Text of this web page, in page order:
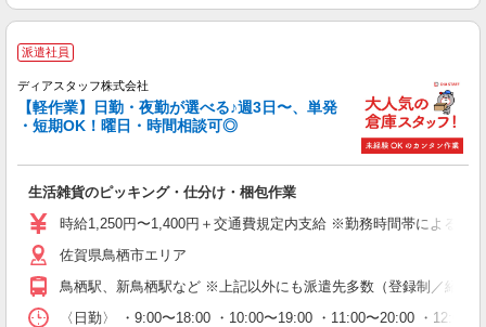
派遣社員
ディアスタッフ株式会社
【軽作業】日勤・夜勤が選べる♪週3日〜、単発
・短期OK！曜日・時間相談可◎
生活雑貨のピッキング・仕分け・梱包作業
時給1,250円〜1,400円＋交通費規定内支給 ※勤務時間帯による ※
佐賀県鳥栖市エリア
鳥栖駅、新鳥栖駅など ※上記以外にも派遣先多数（登録制／紹介
〈日勤〉 ・9:00〜18:00 ・10:00〜19:00 ・11:00〜20:00 ・